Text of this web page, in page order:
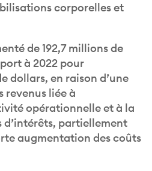
corporelles et
de 192,7 millions de
à 2022 pour
dollars, en raison d’une
revenus liée à
opérationnelle et à la
partiellement
augmentation des coûts